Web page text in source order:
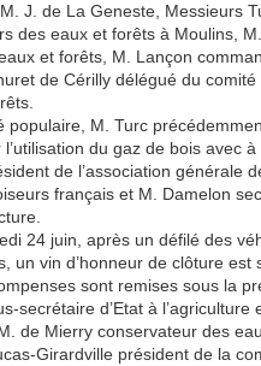
J. de La Geneste, Messieurs
des eaux et forêts à Moulins,
et forêts, M. Lançon
de Cérilly délégué du comité
populaire, M. Turc
du gaz de bois avec
de l’association générale
français et M. Damelon
24 juin, après un défilé des
un vin d’honneur de clôture est
sont remises sous la
secrétaire d’Etat à l’agriculture
de Mierry conservateur des
Girardville président de la